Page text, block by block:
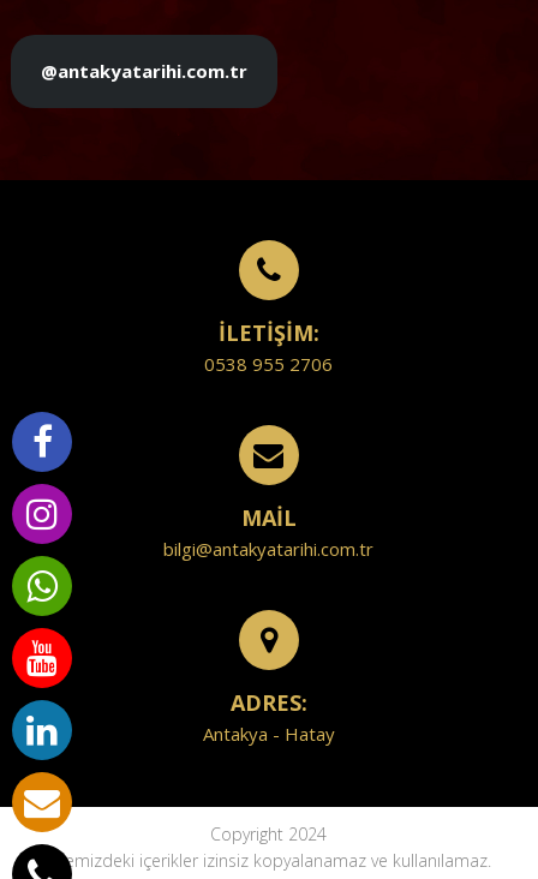
@antakyatarihi.com.tr
İLETİŞİM:
0538 955 2706
MAİL
bilgi@antakyatarihi.com.tr
ADRES:
Antakya - Hatay
Copyright 2024
Sitemizdeki içerikler izinsiz kopyalanamaz ve kullanılamaz.